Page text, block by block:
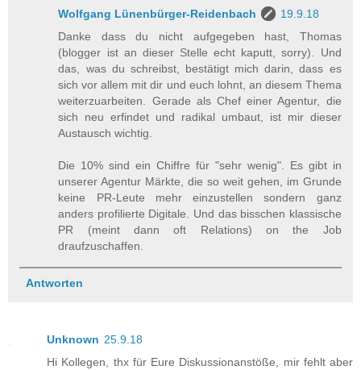
Wolfgang Lünenbürger-Reidenbach
19.9.18
Danke dass du nicht aufgegeben hast, Thomas
(blogger ist an dieser Stelle echt kaputt, sorry). Und
das, was du schreibst, bestätigt mich darin, dass es
sich vor allem mit dir und euch lohnt, an diesem Thema
weiterzuarbeiten. Gerade als Chef einer Agentur, die
sich neu erfindet und radikal umbaut, ist mir dieser
Austausch wichtig.
Die 10% sind ein Chiffre für "sehr wenig". Es gibt in
unserer Agentur Märkte, die so weit gehen, im Grunde
keine PR-Leute mehr einzustellen sondern ganz
anders profilierte Digitale. Und das bisschen klassische
PR (meint dann oft Relations) on the Job
draufzuschaffen.
Antworten
Unknown 25.9.18
Hi Kollegen, thx für Eure Diskussionanstöße, mir fehlt aber